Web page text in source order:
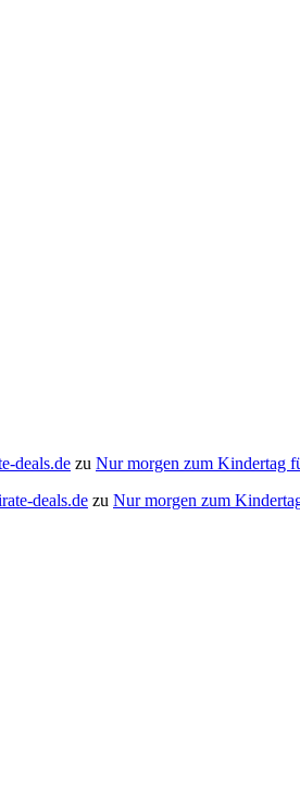
deals.de zu Nur morgen zum Kindertag
deals.de zu Nur morgen zum